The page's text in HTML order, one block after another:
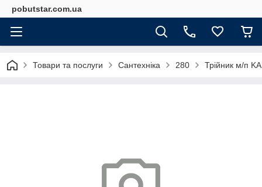
pobutstar.com.ua
Товари та послуги Сантехніка 280 Трійник м/п